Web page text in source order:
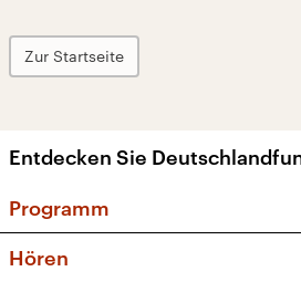
Zur Startseite
Entdecken Sie
Programm
Hören